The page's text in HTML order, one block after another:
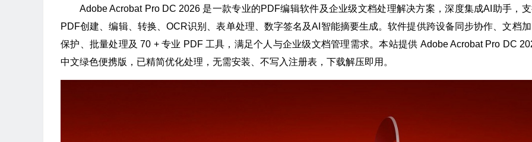
Adobe Acrobat Pro DC 2026 是一款专业的PDF编辑软件及企业级文档处理解决方案，深度集成AI助手，
PDF创建、编辑、转换、OCR识别、表单处理、数字签名及AI智能摘要生成。软件提供跨设备同步协作、文档
保护、批量处理及 70 + 专业 PDF 工具，满足个人与企业级文档管理需求。本站提供 Adobe Acrobat Pro DC
中文绿色便携版，已精简优化处理，无需安装、不写入注册表，下载解压即用。